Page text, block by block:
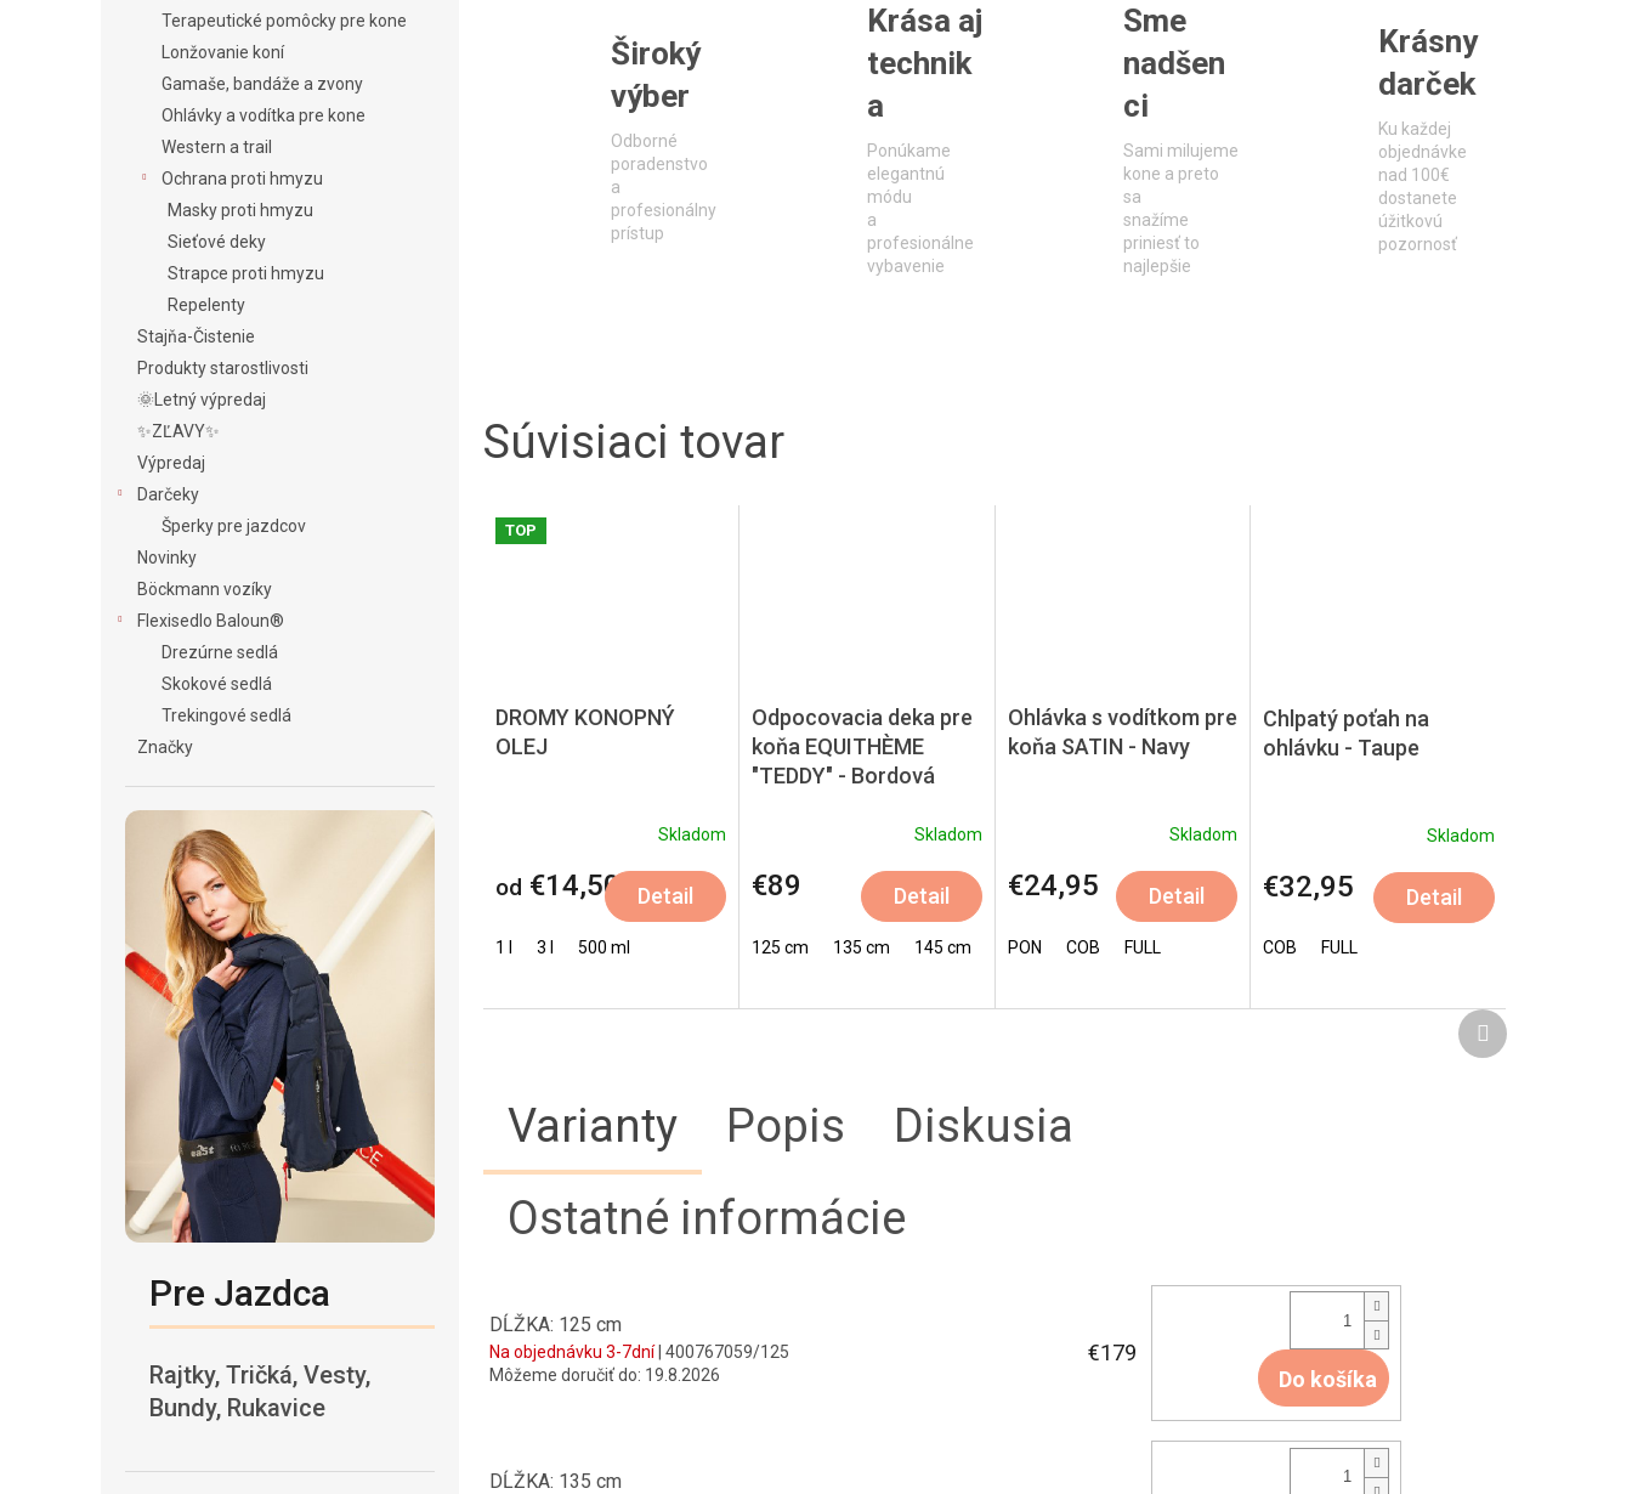
Terapeutické pomôcky pre kone
Lonžovanie koní
Gamaše, bandáže a zvony
Ohlávky a vodítka pre kone
Western a trail
Ochrana proti hmyzu
Masky proti hmyzu
Sieťové deky
Strapce proti hmyzu
Repelenty
Stajňa-Čistenie
Produkty starostlivosti
🌞Letný výpredaj
✨ZĽAVY✨
Výpredaj
Darčeky
Šperky pre jazdcov
Novinky
Böckmann vozíky
Flexisedlo Baloun®
Drezúrne sedlá
Skokové sedlá
Trekingové sedlá
Značky
Pre Jazdca
Rajtky, Tričká, Vesty,
Bundy, Rukavice
Široký
výber
Odborné
poradenstvo
a
profesionálny
prístup
Krása aj
technik
a
Ponúkame
elegantnú
módu
a
profesionálne
vybavenie
Sme
nadšen
ci
Sami milujeme
kone a preto
sa
snažíme
priniesť to
najlepšie
Krásny
darček
Ku každej
objednávke
nad 100€
dostanete
úžitkovú
pozornosť
Súvisiaci tovar
TOP
DROMY KONOPNÝ
OLEJ
Skladom
od €14,50 Detail
1 l 3 l 500 ml
Odpocovacia deka pre
koňa EQUITHÈME
"TEDDY" - Bordová
Skladom
€89 Detail
125 cm 135 cm 145 cm 150 cm 155 cm
Ohlávka s vodítkom pre
koňa SATIN - Navy
Skladom
€24,95 Detail
PON COB FULL
Chlpatý poťah na
ohlávku - Taupe
Skladom
€32,95 Detail
COB FULL
Ďalší
produkt
Varianty Popis
Diskusia
Ostatné informácie
DĹŽKA: 125 cm
Na objednávku 3-7dní | 400767059/125
Môžeme doručiť do: 19.8.2026
€179
Do košíka
DĹŽKA: 135 cm